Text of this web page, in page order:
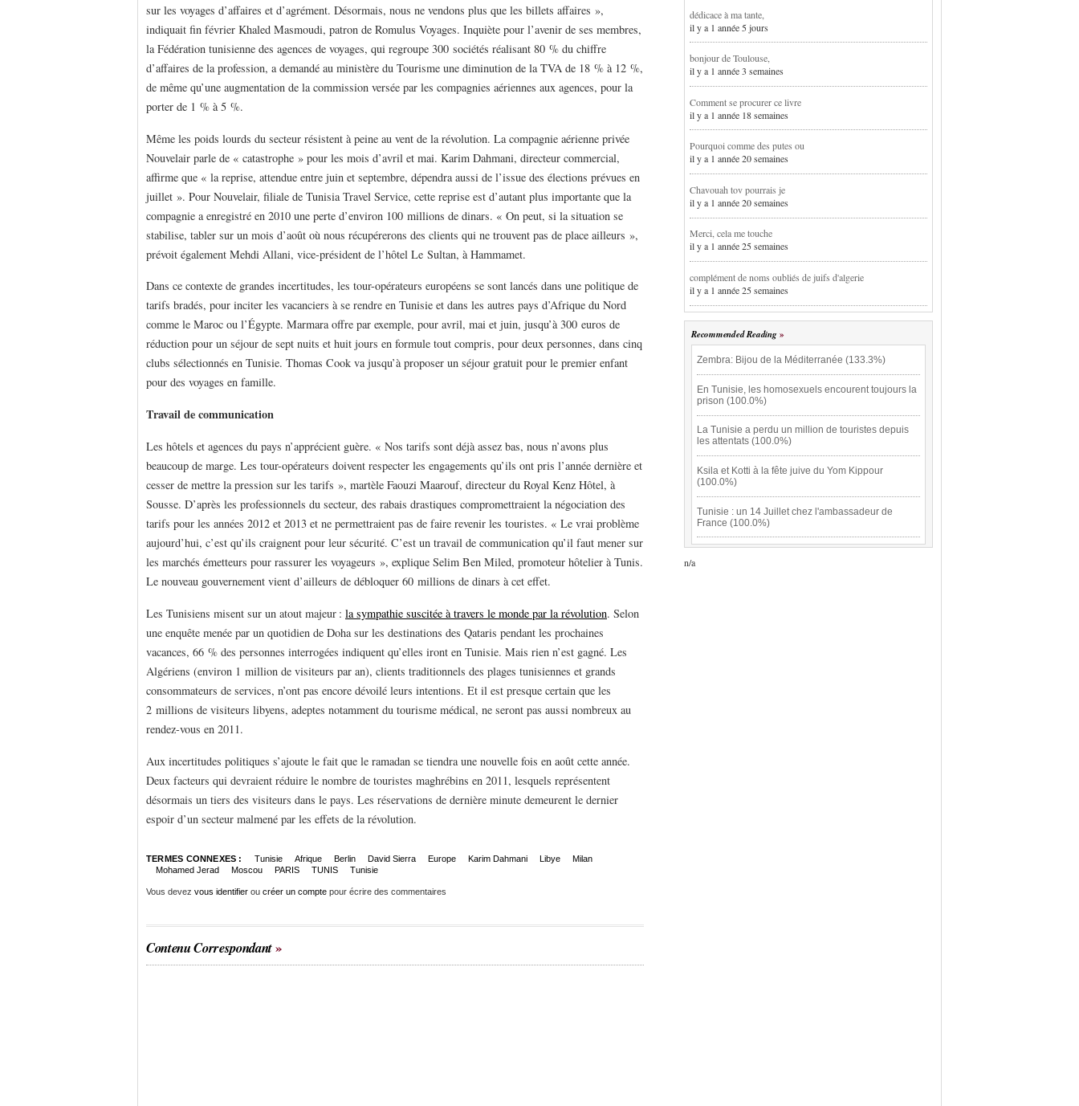
sur les voyages d’affaires et d’agrément. Désormais, nous ne vendons plus que les billets affaires »,
indiquait fin février Khaled Masmoudi, patron de Romulus Voyages. Inquiète pour l’avenir de ses membres,
la Fédération tunisienne des agences de voyages, qui regroupe 300 sociétés réalisant 80 % du chiffre
d’affaires de la profession, a demandé au ministère du Tourisme une diminution de la TVA de 18 % à 12 %,
de même qu’une augmentation de la commission versée par les compagnies aériennes aux agences, pour la
porter de 1 % à 5 %.
Même les poids lourds du secteur résistent à peine au vent de la révolution. La compagnie aérienne privée
Nouvelair parle de « catastrophe » pour les mois d’avril et mai. Karim Dahmani, directeur commercial,
affirme que « la reprise, attendue entre juin et septembre, dépendra aussi de l’issue des élections prévues en
juillet ». Pour Nouvelair, filiale de Tunisia Travel Service, cette reprise est d’autant plus importante que la
compagnie a enregistré en 2010 une perte d’environ 100 millions de dinars. « On peut, si la situation se
stabilise, tabler sur un mois d’août où nous récupérerons des clients qui ne trouvent pas de place ailleurs »,
prévoit également Mehdi Allani, vice-président de l’hôtel Le Sultan, à Hammamet.
Dans ce contexte de grandes incertitudes, les tour-opérateurs européens se sont lancés dans une politique de
tarifs bradés, pour inciter les vacanciers à se rendre en Tunisie et dans les autres pays d’Afrique du Nord
comme le Maroc ou l’Égypte. Marmara offre par exemple, pour avril, mai et juin, jusqu’à 300 euros de
réduction pour un séjour de sept nuits et huit jours en formule tout compris, pour deux personnes, dans cinq
clubs sélectionnés en Tunisie. Thomas Cook va jusqu’à proposer un séjour gratuit pour le premier enfant
pour des voyages en famille.
Travail de communication
Les hôtels et agences du pays n’apprécient guère. « Nos tarifs sont déjà assez bas, nous n’avons plus
beaucoup de marge. Les tour-opérateurs doivent respecter les engagements qu’ils ont pris l’année dernière et
cesser de mettre la pression sur les tarifs », martèle Faouzi Maarouf, directeur du Royal Kenz Hôtel, à
Sousse. D’après les professionnels du secteur, des rabais drastiques compromettraient la négociation des
tarifs pour les années 2012 et 2013 et ne permettraient pas de faire revenir les touristes. « Le vrai problème
aujourd’hui, c’est qu’ils craignent pour leur sécurité. C’est un travail de communication qu’il faut mener sur
les marchés émetteurs pour rassurer les voyageurs », explique Selim Ben Miled, promoteur hôtelier à Tunis.
Le nouveau gouvernement vient d’ailleurs de débloquer 60 millions de dinars à cet effet.
Les Tunisiens misent sur un atout majeur : la sympathie suscitée à travers le monde par la révolution. Selon
une enquête menée par un quotidien de Doha sur les destinations des Qataris pendant les prochaines
vacances, 66 % des personnes interrogées indiquent qu’elles iront en Tunisie. Mais rien n’est gagné. Les
Algériens (environ 1 million de visiteurs par an), clients traditionnels des plages tunisiennes et grands
consommateurs de services, n’ont pas encore dévoilé leurs intentions. Et il est presque certain que les
2 millions de visiteurs libyens, adeptes notamment du tourisme médical, ne seront pas aussi nombreux au
rendez-vous en 2011.
Aux incertitudes politiques s’ajoute le fait que le ramadan se tiendra une nouvelle fois en août cette année.
Deux facteurs qui devraient réduire le nombre de touristes maghrébins en 2011, lesquels représentent
désormais un tiers des visiteurs dans le pays. Les réservations de dernière minute demeurent le dernier
espoir d’un secteur malmené par les effets de la révolution.
TERMES CONNEXES : Tunisie Afrique Berlin David Sierra Europe Karim Dahmani Libye
Milan
Mohamed Jerad
Moscou PARIS TUNIS Tunisie
Vous devez vous identifier ou créer un compte pour écrire des commentaires
Contenu Correspondant
dédicace à ma tante,
il y a 1 année 5 jours
bonjour de Toulouse,
il y a 1 année 3 semaines
Comment se procurer ce livre
il y a 1 année 18 semaines
Pourquoi comme des putes ou
il y a 1 année 20 semaines
Chavouah tov pourrais je
il y a 1 année 20 semaines
Merci, cela me touche
il y a 1 année 25 semaines
complément de noms oubliés de juifs d'algerie
il y a 1 année 25 semaines
Recommended Reading
Zembra: Bijou de la Méditerranée (133.3%)
En Tunisie, les homosexuels encourent toujours la
prison (100.0%)
La Tunisie a perdu un million de touristes depuis
les attentats (100.0%)
Ksila et Kotti à la fête juive du Yom Kippour
(100.0%)
Tunisie : un 14 Juillet chez l'ambassadeur de
France (100.0%)
n/a